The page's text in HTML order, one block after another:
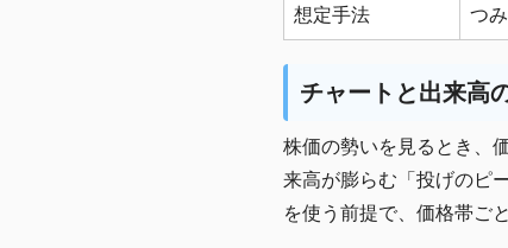
想定手法 つ
チャートと出来高
株価の勢いを見るとき、
来高が膨らむ「投げのピ
を使う前提で、価格帯ご